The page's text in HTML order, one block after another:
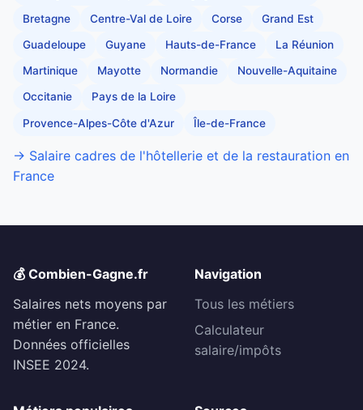
Bretagne Centre-Val de Loire Corse Grand Est
Guadeloupe Guyane Hauts-de-France La Réunion
Martinique Mayotte Normandie Nouvelle-Aquitaine
Occitanie Pays de la Loire
Provence-Alpes-Côte d'Azur Île-de-France
→ Salaire cadres de l'hôtellerie et de la restauration en
France
💰 Combien-Gagne.fr
Salaires nets moyens par
métier en France.
Données officielles
INSEE 2024.
Navigation
Tous les métiers
Calculateur
salaire/impôts